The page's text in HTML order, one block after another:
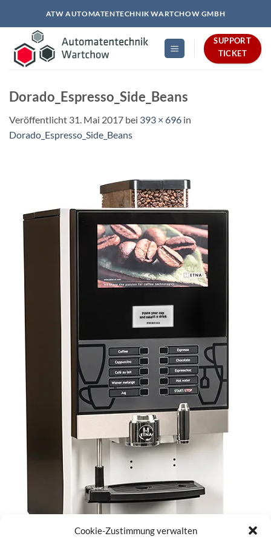
Cookie-Zustimmung verwalten
springen
ATW AUTOMATENTECHNIK WARTCHOW GMBH
SUPPORT
TICKET
Dorado_Espresso_Side_Beans
Veröffentlicht 31. Mai 2017 bei 393 × 696 in
Dorado_Espresso_Side_Beans